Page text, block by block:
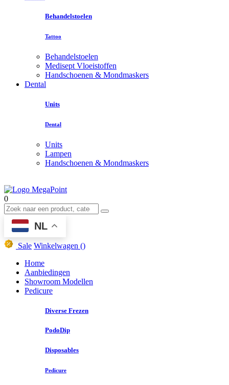
Behandelstoelen
Tattoo
Behandelstoelen
Medisept Vloeistoffen
Handschoenen & Mondmaskers
Dental
Units
Dental
Units
Lampen
Handschoenen & Mondmaskers
0
NL
Sale Winkelwagen ()
Home
Aanbiedingen
Showroom Modellen
Pedicure
Diverse Frezen
PodoDip
Disposables
Pedicure